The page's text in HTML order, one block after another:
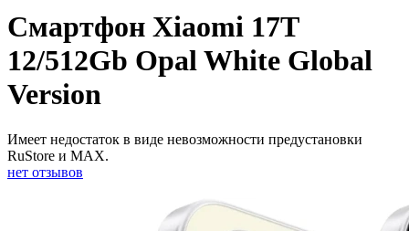
Смартфон Xiaomi 17T
12/512Gb Opal White Global
Version
Имеет недостаток в виде невозможности предустановки
RuStore и MAX.
нет отзывов